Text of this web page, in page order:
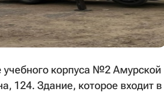
корпуса №2 Амурской
124. Здание, которое входит в